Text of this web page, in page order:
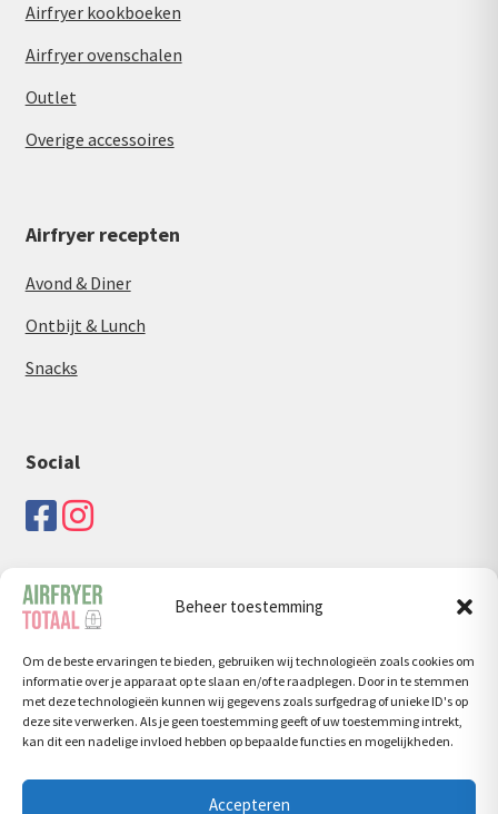
Beheer toestemming
Om de beste ervaringen te bieden, gebruiken wij technologieën zoals cookies om
informatie over je apparaat op te slaan en/of te raadplegen. Door in te stemmen
met deze technologieën kunnen wij gegevens zoals surfgedrag of unieke ID's op
deze site verwerken. Als je geen toestemming geeft of uw toestemming intrekt,
kan dit een nadelige invloed hebben op bepaalde functies en mogelijkheden.
Accepteren
Airfryer kookboeken
Airfryer ovenschalen
Outlet
Overige accessoires
Airfryer recepten
Avond & Diner
Ontbijt & Lunch
Snacks
Social
Zoeken
Zoeken
naar:
Zoeken